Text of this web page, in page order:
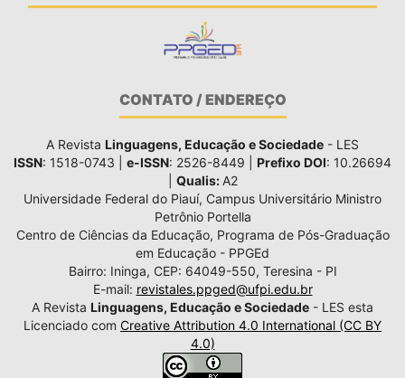
CONTATO / ENDEREÇO
A Revista Linguagens, Educação e Sociedade - LES
ISSN: 1518-0743 | e-ISSN: 2526-8449 | Prefixo DOI: 10.26694
Qualis: A2
Universidade Federal do Piauí, Campus Universitário Ministro
Petrônio Portella
Centro de Ciências da Educação, Programa de Pós-Graduação
em Educação - PPGEd
Bairro: Ininga, CEP: 64049-550, Teresina - PI
E-mail: revistales.ppged@ufpi.edu.br
A Revista Linguagens, Educação e Sociedade - LES esta
Licenciado com Creative Attribution 4.0 International (CC BY
4.0)